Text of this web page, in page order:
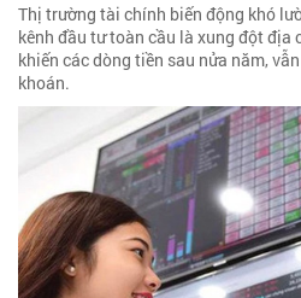
Thị trường tài chính biến động khó
kênh đầu tư toàn cầu là xung đột
khiến các dòng tiền sau nửa năm,
khoán.